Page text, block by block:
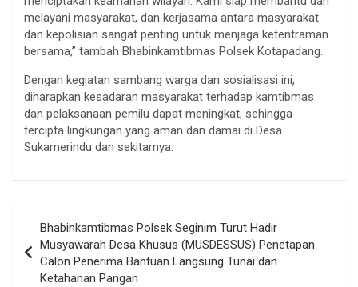
melayani masyarakat, dan kerjasama antara masyarakat
dan kepolisian sangat penting untuk menjaga ketentraman
bersama,” tambah Bhabinkamtibmas Polsek Kotapadang.
Dengan kegiatan sambang warga dan sosialisasi ini,
diharapkan kesadaran masyarakat terhadap kamtibmas
dan pelaksanaan pemilu dapat meningkat, sehingga
tercipta lingkungan yang aman dan damai di Desa
Sukamerindu dan sekitarnya.
pos
Bhabinkamtibmas Polsek Seginim Turut Hadir
Musyawarah Desa Khusus (MUSDESSUS) Penetapan
Calon Penerima Bantuan Langsung Tunai dan
Ketahanan Pangan